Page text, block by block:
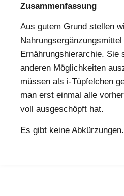
Zusammenfassung
Aus gutem Grund stellen
Ernährungshierarchie. Sie
anderen Möglichkeiten
müssen als i-Tüpfelchen
man erst einmal alle
voll ausgeschöpft hat.
Es gibt keine Abkürzungen.